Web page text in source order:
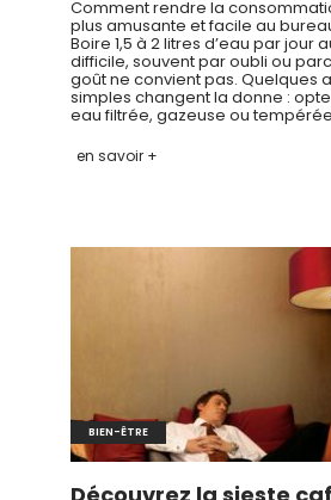
Comment rendre la
plus amusante et facile au
Boire 1,5 à 2 litres d’eau par jour
difficile, souvent par oubli ou
goût ne convient pas. Quelques
simples changent la donne :
eau filtrée, gazeuse ou
en savoir +
BIEN-ÊTRE